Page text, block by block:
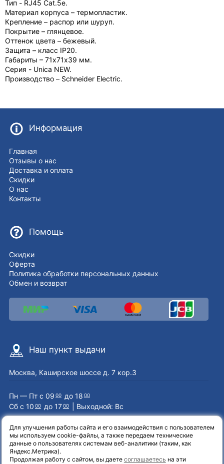
Тип - RJ45 Cat.5е.
Материал корпуса – термопластик.
Крепление – распор или шуруп.
Покрытие – глянцевое.
Оттенок цвета – бежевый.
Защита – класс IP20.
Габариты – 71х71х39 мм.
Серия - Unica NEW.
Производство – Schneider Electric.
Информация
Главная
Отзывы о нас
Доставка и оплата
Скидки
О нас
Контакты
Помощь
Скидки
Оферта
Политика обработки персональных данных
Обмен и возврат
Наш пункт выдачи
Москва, Каширское шоссе д. 7 кор.3
Пн — Пт с 09 00 до 18 00
Сб с 10 00 до 1700 | Выходной: Вс
Наши контакты
Для улучшения работы сайта и его взаимодействия с пользователем
мы используем cookie-файлы, а также передаем технические
данные о пользователях системам веб-аналитики (таким, как
Яндекс.Метрика).
Продолжая работу с сайтом, вы даете соглашаетесь на эти